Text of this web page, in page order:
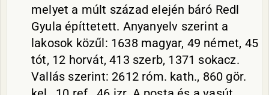
melyet a múlt század elején báró Redl
Gyula építtetett. Anyanyelv szerint a
lakosok közűl: 1638 magyar, 49 német, 45
tót, 12 horvát, 413 szerb, 1371 sokacz.
Vallás szerint: 2612 róm. kath., 860 gör.